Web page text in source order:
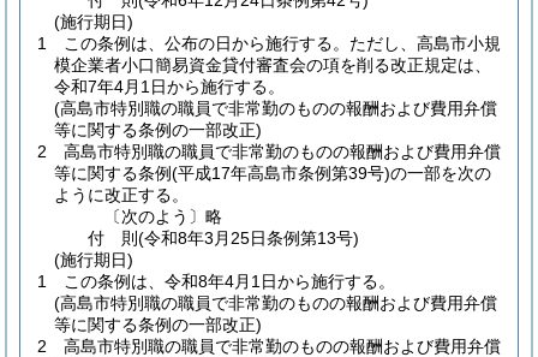
(施行期日)
1
この条例は、公布の日から施行する。 ただし、高島市小規
模企業者小口簡易資金貸付審査会の項を削る改正規定は、
令和7年4月1日から施行する。
(高島市特別職の職員で非常勤のものの報酬および費用弁償
等に関する条例の一部改正)
2
高島市特別職の職員で非常勤のものの報酬および費用弁償
等に関する条例(平成17年高島市条例第39号)の一部を次の
ように改正する。
〔次のよう〕略
付 則(令和8年3月25日条例第13号)
(施行期日)
1
この条例は、令和8年4月1日から施行する。
(高島市特別職の職員で非常勤のものの報酬および費用弁償
等に関する条例の一部改正)
2
高島市特別職の職員で非常勤のものの報酬および費用弁償